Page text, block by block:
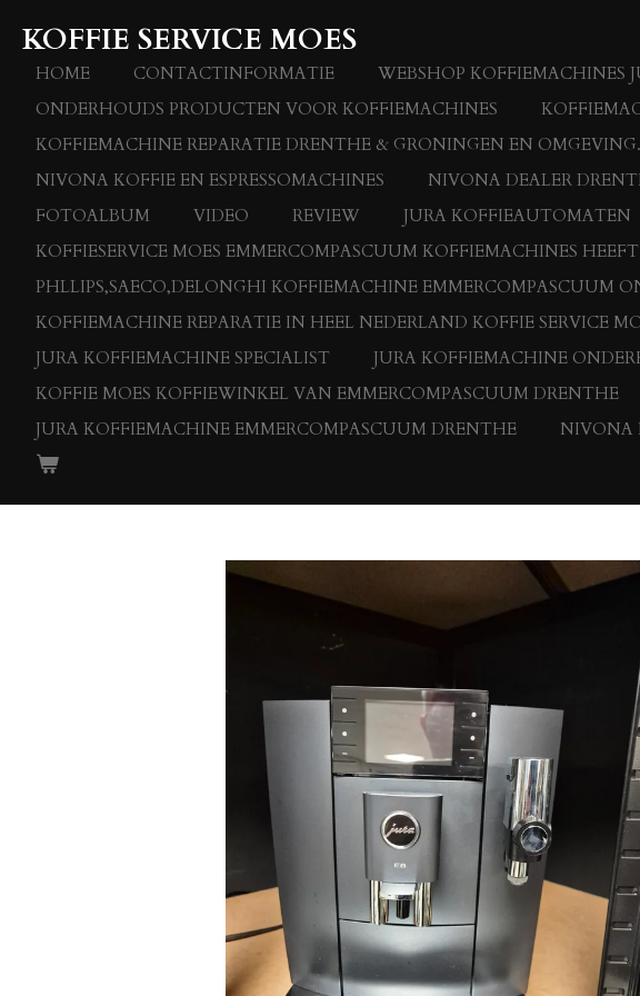
direct
naar
hoofdinhoud
KOFFIE SERVICE MOES
HOME CONTACTINFORMATIE WEBSHOP KOFFIEMACHINES
ONDERHOUDS PRODUCTEN VOOR KOFFIEMACHINES
KOFFIEMACHINE REPARATIE DRENTHE & GRONINGEN EN
NIVONA KOFFIE EN ESPRESSOMACHINES
NIVONA DEALER
FOTOALBUM
VIDEO REVIEW
JURA KOFFIEAUTOMATEN
KOFFIESERVICE MOES EMMERCOMPASCUUM KOFFIEMACHINES
PHLLIPS,SAECO,DELONGHI KOFFIEMACHINE EMMERCOMPASCUUM
KOFFIEMACHINE REPARATIE IN HEEL NEDERLAND KOFFIE SERVICE
JURA KOFFIEMACHINE SPECIALIST
JURA KOFFIEMACHINE
KOFFIE MOES KOFFIEWINKEL VAN EMMERCOMPASCUUM DRENTHE
JURA KOFFIEMACHINE EMMERCOMPASCUUM DRENTHE
NIVONA